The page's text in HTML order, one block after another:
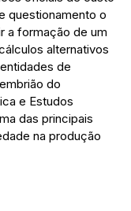
questionamento o
a formação de um
alternativos
de
do
e Estudos
das principais
na produção